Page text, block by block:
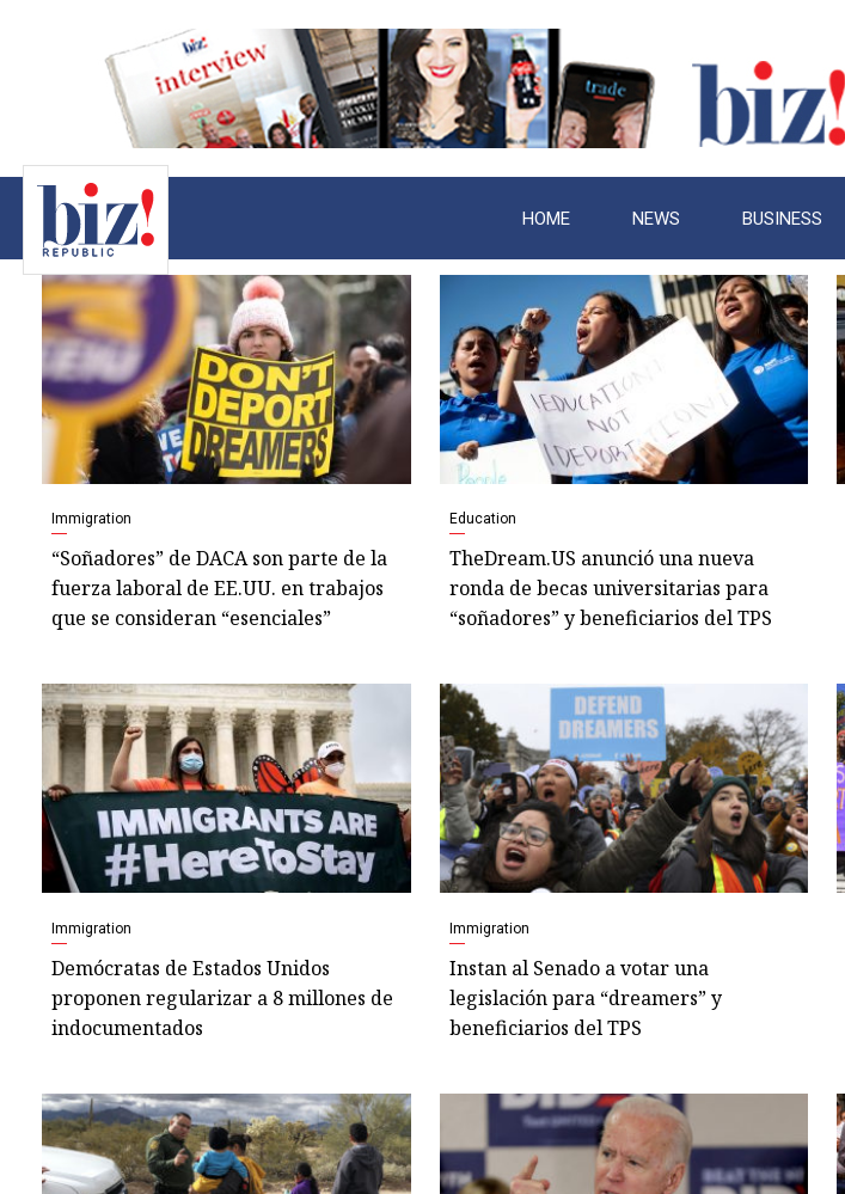
HOME NEWS BUSINESS
Immigration
“Soñadores” de DACA son parte de la
fuerza laboral de EE.UU. en trabajos
que se consideran “esenciales”
Education
TheDream.US anunció una nueva
ronda de becas universitarias para
“soñadores” y beneficiarios del TPS
Immigration
Demócratas de Estados Unidos
proponen regularizar a 8 millones de
indocumentados
Immigration
Instan al Senado a votar una
legislación para “dreamers” y
beneficiarios del TPS